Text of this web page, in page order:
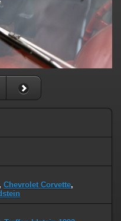
, Chevrolet Corvette,